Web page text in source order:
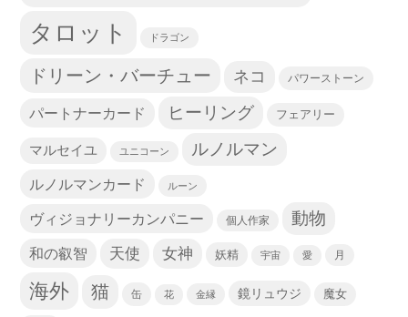
タロット ドラゴン
ドリーン・バーチュー ネコ パワーストーン
パートナーカード ヒーリング フェアリー
マルセイユ ユニコーン ルノルマン
ルノルマンカード ルーン
ヴィジョナリーカンパニー 個人作家 動物
和の叡智 天使 女神 妖精 宇宙 愛 月
海外 猫 缶 花 金縁 鏡リュウジ 魔女